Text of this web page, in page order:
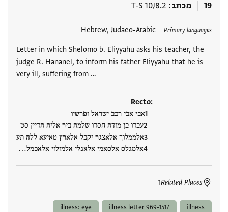
19 מכתב T-S 10J8.2
Primary languages
Hebrew, Judaeo-Arabic
Letter in which Shelomo b. Eliyyahu asks his teacher, the
judge R. Hananel, to inform his father Eliyyahu that he is
very ill, suffering from …
Recto:
אבי אבי רכב ישראל ופרשיו
עבדו בן מודה חסדו שלמה ביר אליה הדיין סט
אלממלוך אלאצגר יקבל אלארץ טאיעא ללה תע
אלמגלס אלסאמי אלאגלי אלמולוי אלאכמל‮…
Related Places
1
תגים
illness
illness letter 969-1517
illness: eye